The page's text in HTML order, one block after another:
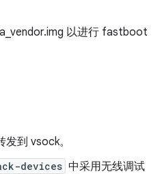
以进行 fastboot
到 vsock。
devices 中采用无线调试